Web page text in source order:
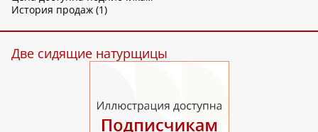
История продаж (1)
Две сидящие натурщицы